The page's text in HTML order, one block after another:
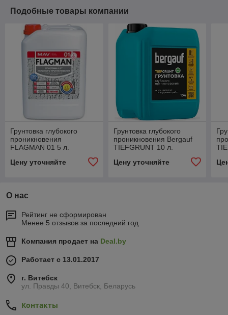
Подобные товары компании
Грунтовка глубокого
проникновения
FLAGMAN 01 5 л.
Цену уточняйте
Грунтовка глубокого
проникновения Bergauf
TIEFGRUNT 10 л.
Цену уточняйте
О нас
Рейтинг не сформирован
Менее 5 отзывов за последний год
Компания продает на Deal.by
Работает с 13.01.2017
г. Витебск
ул. Правды 40, Витебск, Беларусь
Контакты